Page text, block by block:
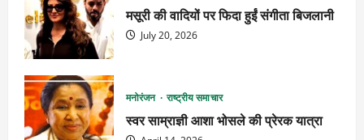
मसूरी की वादियों पर फिदा हुईं संगीता बिजलानी
July 20, 2026
मनोरंजन राष्ट्रीय समाचार
स्वर साम्राज्ञी आशा भोसले की प्रेरक यात्रा